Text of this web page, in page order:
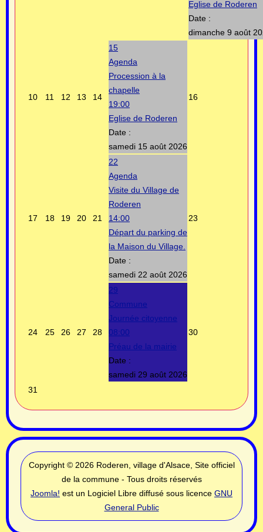
Eglise de Roderen
Date :
dimanche 9 août
10 11 12 13 14
15
Agenda
Procession à la
chapelle
19:00
Eglise de Roderen
Date :
samedi 15 août 2026
16
17 18 19 20 21
22
Agenda
Visite du Village de
Roderen
14:00
Départ du parking de
la Maison du Village.
Date :
samedi 22 août 2026
23
24 25 26 27 28
29
Commune
Journée citoyenne
08:00
Préau de la mairie
Date :
samedi 29 août 2026
30
31
Copyright © 2026 Roderen, village d'Alsace, Site officiel
de la commune - Tous droits réservés
Joomla! est un Logiciel Libre diffusé sous licence GNU
General Public